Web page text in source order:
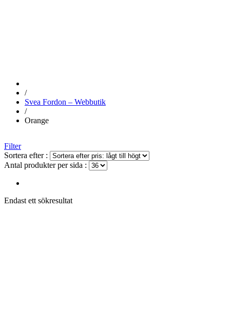
/
Svea Fordon – Webbutik
/
Orange
Filter
Sortera efter :
Antal produkter per sida :
Endast ett sökresultat